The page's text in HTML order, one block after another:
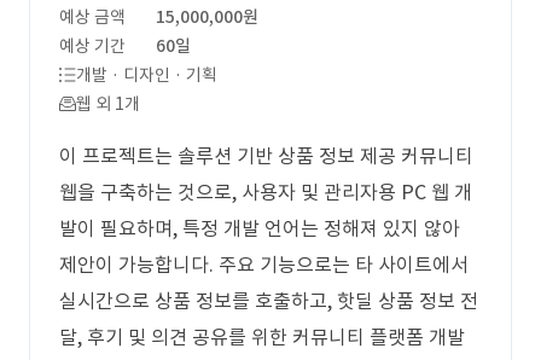
예상 금액
15,000,000원
예상 기간
60일
개발 · 디자인 · 기획
웹 외 1개
이 프로젝트는 솔루션 기반 상품 정보 제공 커뮤니티
웹을 구축하는 것으로, 사용자 및 관리자용 PC 웹 개
발이 필요하며, 특정 개발 언어는 정해져 있지 않아
제안이 가능합니다. 주요 기능으로는 타 사이트에서
실시간으로 상품 정보를 호출하고, 핫딜 상품 정보 전
달, 후기 및 의견 공유를 위한 커뮤니티 플랫폼 개발